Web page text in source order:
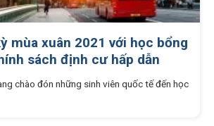
mùa xuân 2021 với học bổng
sách định cư hấp dẫn
chào đón những sinh viên quốc tế đến học